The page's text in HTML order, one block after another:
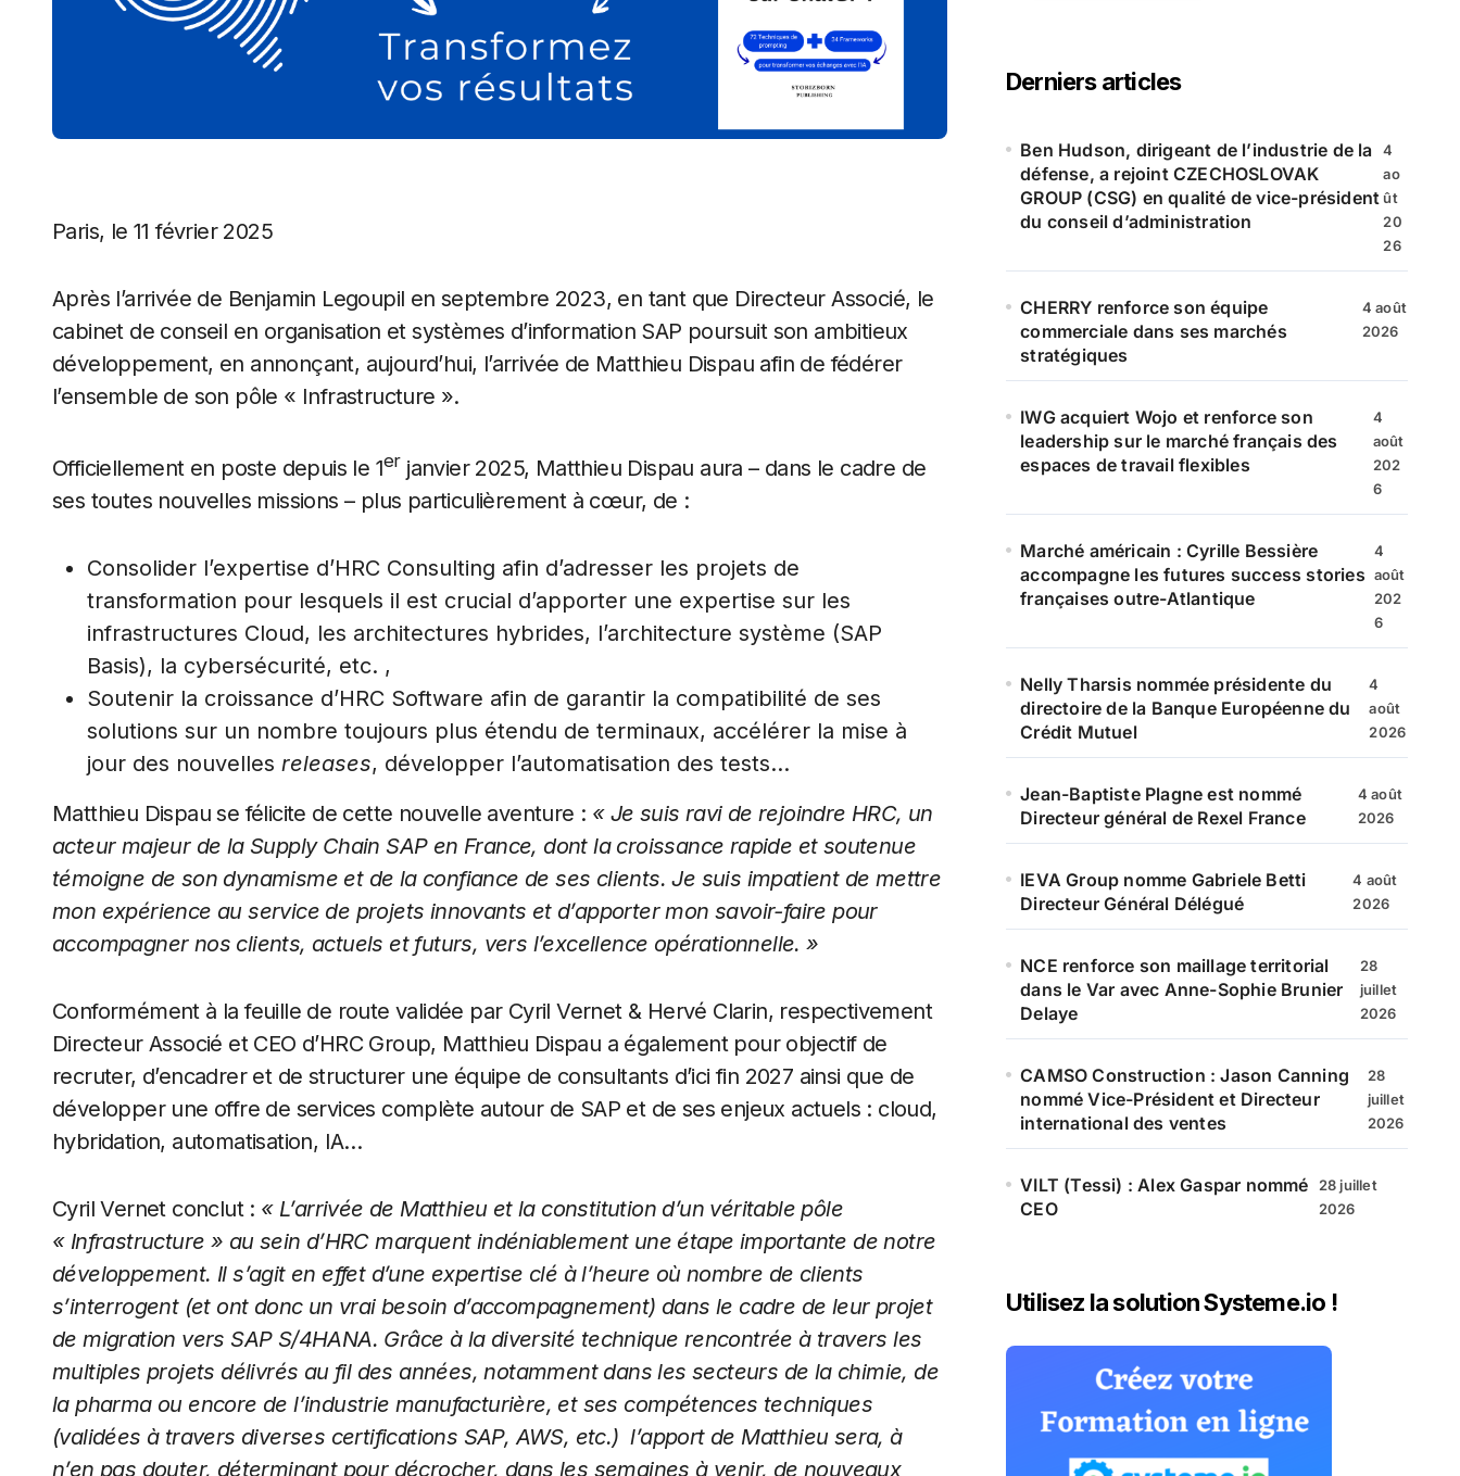
Paris, le 11 février 2025
Après l’arrivée de Benjamin Legoupil en septembre 2023, en tant que Directeur Associé, le
cabinet de conseil en organisation et systèmes d’information SAP poursuit son ambitieux
développement, en annonçant, aujourd’hui, l’arrivée de Matthieu Dispau afin de fédérer
l’ensemble de son pôle « Infrastructure ».
Officiellement en poste depuis le 1er janvier 2025, Matthieu Dispau aura – dans le cadre de
ses toutes nouvelles missions – plus particulièrement à cœur, de :
Consolider l’expertise d’HRC Consulting afin d’adresser les projets de
transformation pour lesquels il est crucial d’apporter une expertise sur les
infrastructures Cloud, les architectures hybrides, l’architecture système (SAP
Basis), la cybersécurité, etc. ,
Soutenir la croissance d’HRC Software afin de garantir la compatibilité de ses
solutions sur un nombre toujours plus étendu de terminaux, accélérer la mise à
jour des nouvelles releases, développer l’automatisation des tests…
Matthieu Dispau se félicite de cette nouvelle aventure : « Je suis ravi de rejoindre HRC, un
acteur majeur de la Supply Chain SAP en France, dont la croissance rapide et soutenue
témoigne de son dynamisme et de la confiance de ses clients. Je suis impatient de mettre
mon expérience au service de projets innovants et d’apporter mon savoir-faire pour
accompagner nos clients, actuels et futurs, vers l’excellence opérationnelle. »
Conformément à la feuille de route validée par Cyril Vernet & Hervé Clarin, respectivement
Directeur Associé et CEO d’HRC Group, Matthieu Dispau a également pour objectif de
recruter, d’encadrer et de structurer une équipe de consultants d’ici fin 2027 ainsi que de
développer une offre de services complète autour de SAP et de ses enjeux actuels : cloud,
hybridation, automatisation, IA…
Cyril Vernet conclut : « L’arrivée de Matthieu et la constitution d’un véritable pôle
« Infrastructure » au sein d’HRC marquent indéniablement une étape importante de notre
développement. Il s’agit en effet d’une expertise clé à l’heure où nombre de clients
s’interrogent (et ont donc un vrai besoin d’accompagnement) dans le cadre de leur projet
de migration vers SAP S/4HANA. Grâce à la diversité technique rencontrée à travers les
multiples projets délivrés au fil des années, notamment dans les secteurs de la chimie, de
la pharma ou encore de l’industrie manufacturière, et ses compétences techniques
(validées à travers diverses certifications SAP, AWS, etc.) l’apport de Matthieu sera, à
n’en pas douter, déterminant pour décrocher, dans les semaines à venir, de nouveaux
r
c
e
Derniers articles
Ben Hudson, dirigeant de l’industrie de la
défense, a rejoint CZECHOSLOVAK
GROUP (CSG) en qualité de vice-président
du conseil d’administration
4
ao
ût
20
26
CHERRY renforce son équipe
commerciale dans ses marchés
stratégiques
4 août
2026
IWG acquiert Wojo et renforce son
leadership sur le marché français des
espaces de travail flexibles
4
août
202
6
Marché américain : Cyrille Bessière
accompagne les futures success stories
françaises outre-Atlantique
4
août
202
6
Nelly Tharsis nommée présidente du
directoire de la Banque Européenne du
Crédit Mutuel
4
août
2026
Jean-Baptiste Plagne est nommé
Directeur général de Rexel France
4 août
2026
IEVA Group nomme Gabriele Betti
Directeur Général Délégué
4 août
2026
NCE renforce son maillage territorial
dans le Var avec Anne-Sophie Brunier
Delaye
28
juillet
2026
CAMSO Construction : Jason Canning
nommé Vice-Président et Directeur
international des ventes
28
juillet
2026
VILT (Tessi) : Alex Gaspar nommé
CEO
28 juillet
2026
Utilisez la solution Systeme.io !